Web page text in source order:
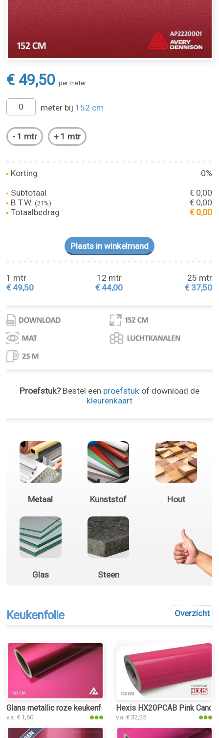
€ 49,50 per meter
meter bij 152 cm
Korting
0%
Subtotaal
€ 0,00
B.T.W.(21%)
€ 0,00
Totaalbedrag
€ 0,00
1 mtr
€ 49,50
12 mtr
€ 44,00
25 mtr
€ 37,50
Proefstuk?Bestel een proefstukof download de
kleurenkaart
Metaal Kunststof Hout
Glas Steen
Overzicht
Keukenfolie
Glans metallic roze keukenfolie
v.a. € 1,60
Hexis HX20PCAB Pink
v.a. € 32,25